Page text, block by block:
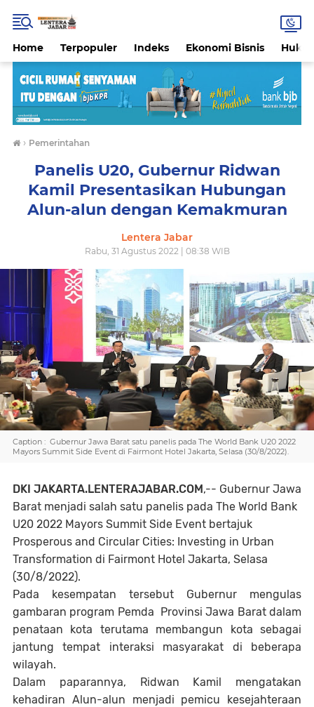
Home Terpopuler Indeks Ekonomi Bisnis
› Pemerintahan
Panelis U20, Gubernur Ridwan
Kamil Presentasikan Hubungan
Alun-alun dengan Kemakmuran
Lentera Jabar
Rabu, 31 Agustus 2022 | 08:38 WIB
Caption : Gubernur Jawa Barat satu panelis pada The World Bank U20 2022
Mayors Summit Side Event di Fairmont Hotel Jakarta, Selasa (30/8/2022).
DKI JAKARTA.LENTERAJABAR.COM,-- Gubernur Jawa
Barat menjadi salah satu panelis pada The World Bank
U20 2022 Mayors Summit Side Event bertajuk
Prosperous and Circular Cities: Investing in Urban
Transformation di Fairmont Hotel Jakarta, Selasa
(30/8/2022).
Pada kesempatan tersebut Gubernur mengulas
gambaran program Pemda Provinsi Jawa Barat dalam
penataan kota terutama membangun kota sebagai
jantung tempat interaksi masyarakat di beberapa
wilayah.
Dalam paparannya, Ridwan Kamil mengatakan
kehadiran Alun-alun menjadi pemicu kesejahteraan